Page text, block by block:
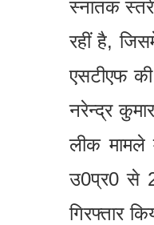
स्नातक
रहीं है,
एसटीएफ
नरेन्द्र
लीक
उ0प्र0 से
गिरफ्तार